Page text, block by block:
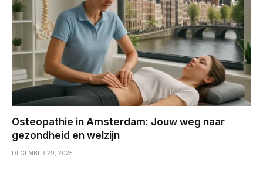
Osteopathie in Amsterdam: Jouw weg naar
gezondheid en welzijn
DECEMBER 29, 2025